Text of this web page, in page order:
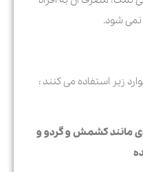
نمی شود.
زیر استفاده می کنند :
مانند کشمش و گردو و